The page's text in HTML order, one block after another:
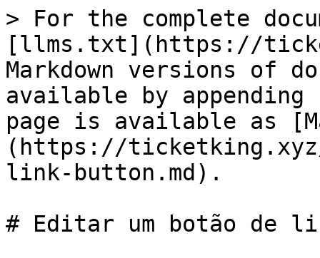
> For the complete
[llms.txt](https://
Markdown versions of
available by
page is available as
(https://
link-button.md).
# Editar um botão de